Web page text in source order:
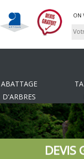
ON
ABATTAGE
D'ARBRES
DEVIS